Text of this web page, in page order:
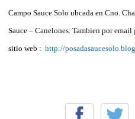
Campo Sauce Solo ubcada en Cno.
Sauce – Canelones. Tambien por email
sitio web : http://